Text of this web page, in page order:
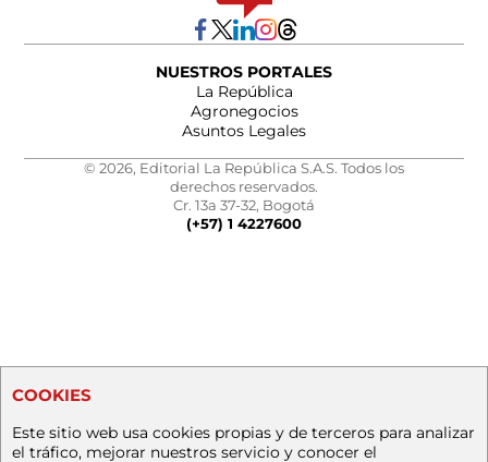
NUESTROS PORTALES
La República
Agronegocios
Asuntos Legales
© 2026, Editorial La República S.A.S. Todos los
derechos reservados.
Cr. 13a 37-32, Bogotá
(+57) 1 4227600
COOKIES
Este sitio web usa cookies propias y de terceros para analizar
el tráfico, mejorar nuestros servicio y conocer el